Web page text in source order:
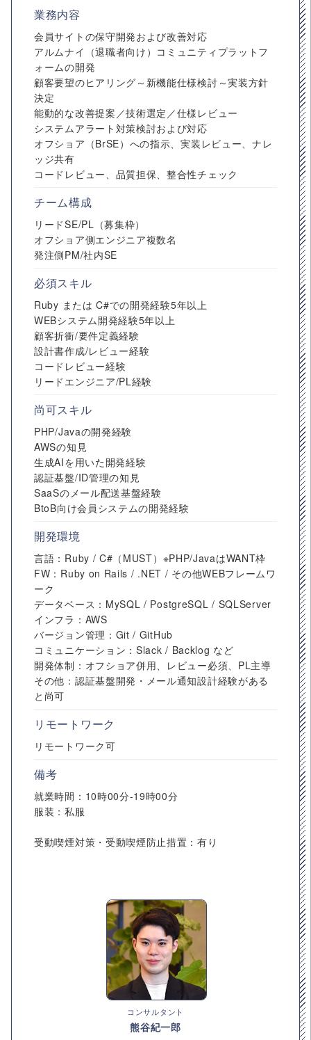
業務内容
会員サイトの保守開発および改善対応
アルムナイ（退職者向け）コミュニティプラットフ
ォームの開発
顧客要望のヒアリング～新機能仕様検討～実装方針
決定
能動的な改善提案／技術選定／仕様レビュー
システムアラート対策検討および対応
オフショア（BrSE）への指示、実装レビュー、ナレ
ッジ共有
コードレビュー、品質担保、整合性チェック
チーム構成
リードSE/PL（募集枠）
オフショア側エンジニア複数名
発注側PM/社内SE
必須スキル
Ruby または C#での開発経験5年以上
WEBシステム開発経験5年以上
顧客折衝/要件定義経験
設計書作成/レビュー経験
コードレビュー経験
リードエンジニア/PL経験
尚可スキル
PHP/Javaの開発経験
AWSの知見
生成AIを用いた開発経験
認証基盤/ID管理の知見
SaaSのメール配送基盤経験
BtoB向け会員システムの開発経験
開発環境
言語：Ruby / C#（MUST）※PHP/JavaはWANT枠
FW：Ruby on Rails / .NET / その他WEBフレームワ
ーク
データベース：MySQL / PostgreSQL / SQLServer
インフラ：AWS
バージョン管理：Git / GitHub
コミュニケーション：Slack / Backlog など
開発体制：オフショア併用、レビュー必須、PL主導
その他：認証基盤開発・メール通知設計経験がある
と尚可
リモートワーク
リモートワーク可
備考
就業時間：10時00分-19時00分
服装：私服
受動喫煙対策・受動喫煙防止措置：有り
コンサルタント
熊谷紀一郎